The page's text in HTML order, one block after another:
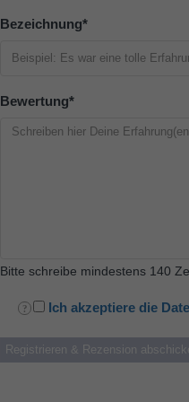
Bezeichnung*
Bewertung*
Bitte schreibe mindestens 140
Ich akzeptiere die